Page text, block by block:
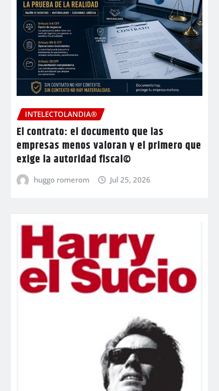
INTELECTOLANDIA®
El contrato: el documento que las
empresas menos valoran y el primero que
exige la autoridad fiscal©
huggo romerom Jul 25, 2026